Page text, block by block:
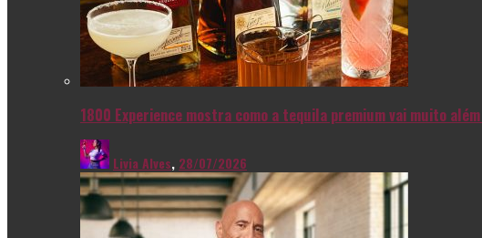
1800 Experience mostra como a tequila premium vai muito
Livia Alves, 28/07/2026